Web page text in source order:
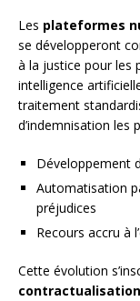
Les plateformes
se développeront
à la justice pour les
intelligence
traitement
d’indemnisation les
Développement
Automatisation
préjudices
Recours accru à
Cette évolution